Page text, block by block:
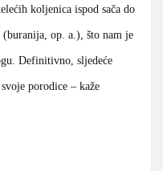
koljenica ispod sača do
op. a.), što nam je
Definitivno, sljedeće
porodice – kaže